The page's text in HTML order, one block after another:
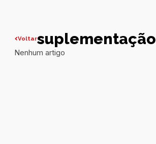
Voltarsuplementação
Nenhum artigo